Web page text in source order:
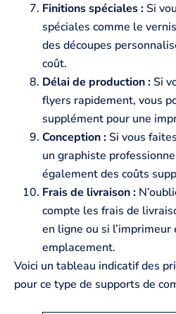
Finitions spéciales : Si
spéciales comme le
des découpes
coût.
Délai de production : Si
flyers rapidement, vous
supplément pour une
Conception : Si vous
un graphiste
également des coûts
Frais de livraison :
compte les frais de
en ligne ou si
emplacement.
Voici un tableau indicatif des
pour ce type de supports de